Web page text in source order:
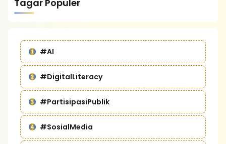
Tagar Populer
#AI
#DigitalLiteracy
#PartisipasiPublik
#SosialMedia